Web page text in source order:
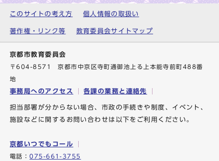
このサイトの考え方 個人情報の取扱い
著作権・リンク等 教育委員会サイトマップ
京都市教育委員会
〒604-8571 京都市中京区寺町通御池上る上本能寺前町488番
地
事務局へのアクセス 各課の業務と連絡先
担当部署が分からない場合、市政の手続きや制度、イベント、
施設などに関するお問い合わせは以下をご利用ください。
京都いつでもコール
電話：075-661-3755